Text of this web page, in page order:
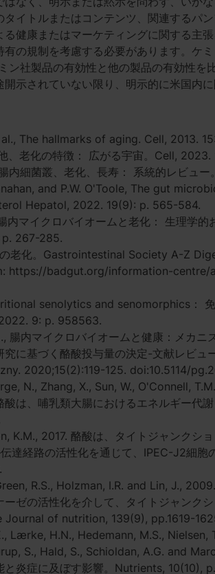
タイトルまたはコンテンツ、関連するパ
健康またはマーケティングに関する主
有の規制を考慮する必要があります。ケ
ン社製品の有効性と他の製品の有効性を
示されていない限り、明示的に米国内に
The hallmarks of aging. Cell, 2013.
、老化の特徴： 広がる宇宙。Cell,
内細菌叢、老化、長寿： 系統的レビュ
and P.W. O'Toole, The gut
Hepatol, 2022. 19(9): p. 565-584.
内マイクロバイオームと老化： 生理学
267-285.
老化。Gastrointestinal Society A-Z
https://badgut.org/information-
senolytics and senomorphics：
9: p. 958563.
腸内マイクロバイオームと健康：メカ
究に基づく酪酸投与量の決定-文献レビ
2020;15(2):119-125. doi:10.5114/
N., Zhang, X., Sun, W., O'Connell,
酸は、哺乳類大腸におけるエネルギー代
K.M., 2017. 酪酸は、タイトジャンクシ
達経路の活性化を通じて、IPEC-J2細
R.S., Holzman, I.R. and Lin, J.,
ゼの活性化を介して、タイトジャンク
Journal of nutrition, 139(9), pp.1619-
Lærke, H.N., Hedemann, M.S., Nielsen,
S., Hald, S., Schioldan, A.G. and
と炎症に及ぼす影響。Nutrients, 10(10),